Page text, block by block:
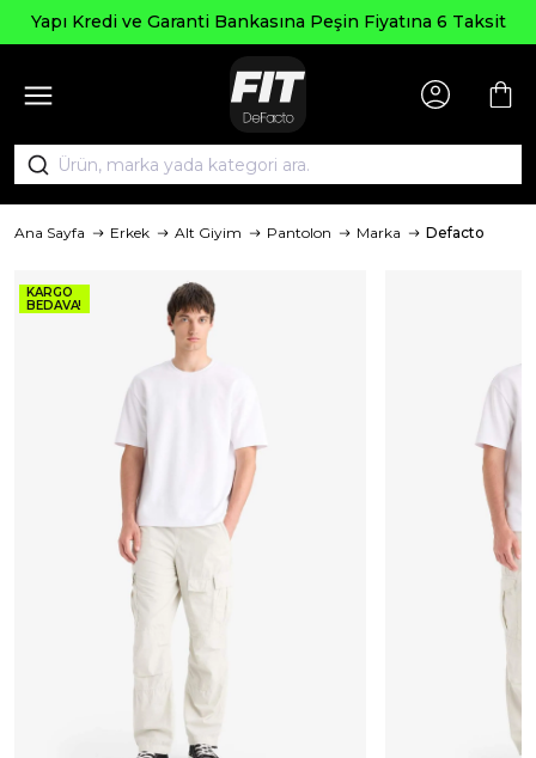
Yapı Kredi ve Garanti Bankasına Peşin Fiyatına 6 Taksit
Ana Sayfa Erkek Alt Giyim Pantolon Marka Defacto
KARGO
BEDAVA!